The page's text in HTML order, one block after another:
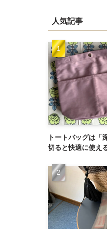
人気記事
トートバッグは「
切ると快適に使え